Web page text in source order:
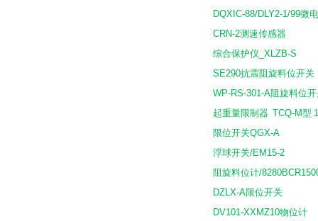
DQXIC-88/DLY2-1/99微
CRN-2测速传感器
综合保护仪 _XLZB-S
SE290抗震阻旋料位开关
WP-RS-301-A阻旋料位
起重量限制器
TCQ-M型
限位开关QGX-A
浮球开关/EM15-2
阻旋料位计/
DZLX-A限位开关
DV101-XXMZ10物位计